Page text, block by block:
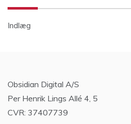
Indlæg
Obsidian Digital A/S
Per Henrik Lings Allé 4, 5
CVR: 37407739